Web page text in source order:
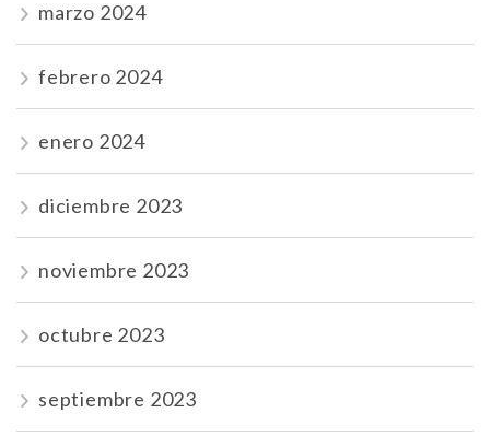
marzo 2024
febrero 2024
enero 2024
diciembre 2023
noviembre 2023
octubre 2023
septiembre 2023